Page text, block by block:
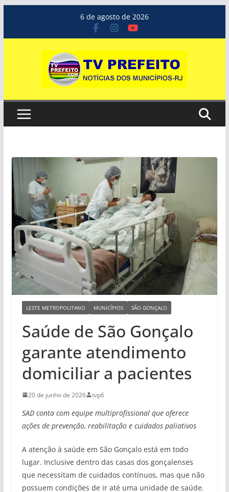
o
6 de agosto de 2026
LESTE METROPOLITANO MUNICÍPIOS SÃO GONÇALO
Saúde de São Gonçalo
garante atendimento
domiciliar a pacientes
20 de junho de 2026 tvp6
SAD conta com equipe multiprofissional que oferece
ações de prevenção, reabilitação e cuidados paliativos
A atenção à saúde em São Gonçalo está em todo
lugar. Inclusive dentro das casas dos gonçalenses
que necessitam de cuidados contínuos, mas que não
possuem condições de ir até uma unidade de saúde.